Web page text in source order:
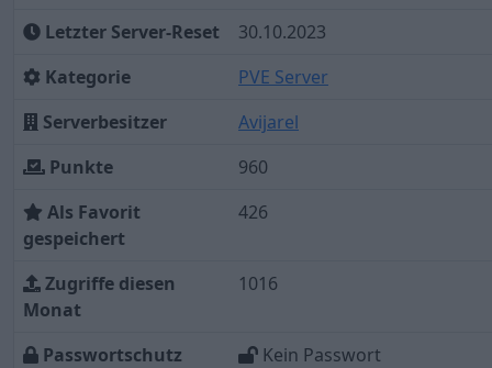
Letzter Server-Reset
30.10.2023
Kategorie
PVE Server
Serverbesitzer
Avijarel
Punkte
960
Als Favorit
gespeichert
426
Zugriffe diesen
Monat
1016
Passwortschutz
Kein Passwort